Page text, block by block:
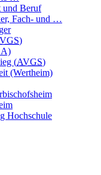
und Beruf
Fach- und …
)
(AVGS)
(Wertheim)
Hochschule